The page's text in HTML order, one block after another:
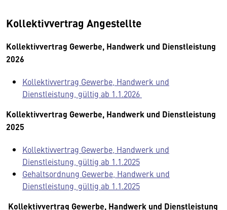
Kollektivvertrag Angestellte
Kollektivvertrag Gewerbe, Handwerk und Dienstleistung
2026
Kollektivvertrag Gewerbe, Handwerk und
Dienstleistung, gültig ab 1.1.2026
Kollektivvertrag Gewerbe, Handwerk und Dienstleistung
2025
Kollektivvertrag Gewerbe, Handwerk und
Dienstleistung, gültig ab 1.1.2025
Gehaltsordnung Gewerbe, Handwerk und
Dienstleistung, gültig ab 1.1.2025
Kollektivvertrag Gewerbe, Handwerk und Dienstleistung